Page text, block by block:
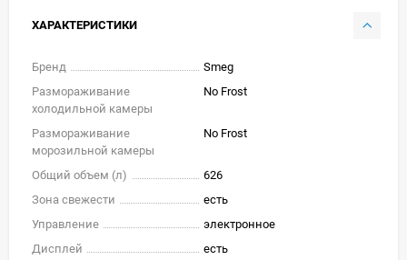
ХАРАКТЕРИСТИКИ
Бренд
Smeg
Размораживание
холодильной камеры
No Frost
Размораживание
морозильной камеры
No Frost
Общий объем (л)
626
Зона свежести
есть
Управление
электронное
Дисплей
есть